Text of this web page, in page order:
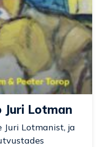
Juri Lotman
Juri Lotmanist, ja